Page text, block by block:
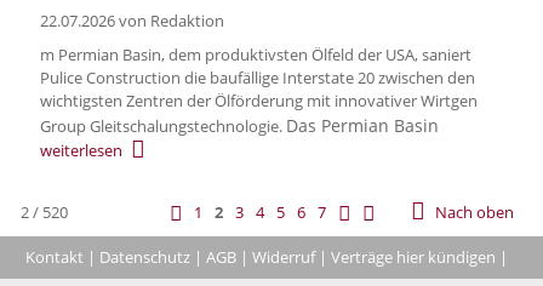
22.07.2026von Redaktion
m Permian Basin, dem produktivsten Ölfeld der USA, saniert
Pulice Construction die baufällige Interstate 20 zwischen den
wichtigsten Zentren der Ölförderung mit innovativer Wirtgen
Group Gleitschalungstechnologie. Das Permian Basin
weiterlesen
2 / 520 1 2 3 4 5 6 7 Nach oben
Kontakt | Datenschutz | AGB | Widerruf| Verträge hier kündigen |